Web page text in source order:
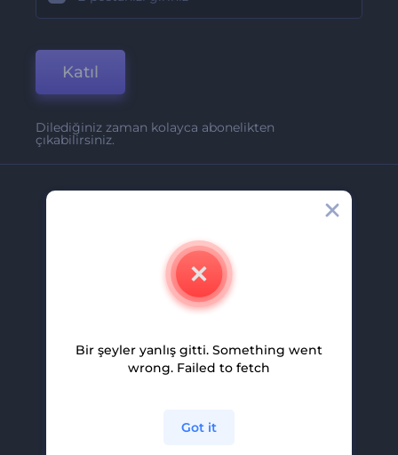
Katıl
Dilediğiniz zaman kolayca abonelikten
çıkabilirsiniz.
İletişim
Kariyer
Ortaklık Programı
Bir şeyler yanlış gitti. Something went
wrong. Failed to fetch
Got it